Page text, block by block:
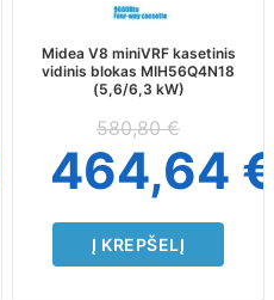
Midea V8 miniVRF kasetinis
vidinis blokas MIH56Q4N18
(5,6/6,3 kW)
580,80€
464,64
Į KREPŠELĮ